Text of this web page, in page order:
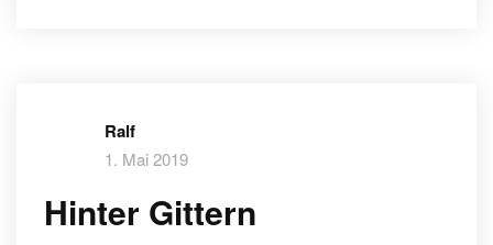
Ralf
1. Mai 2019
Hinter Gittern